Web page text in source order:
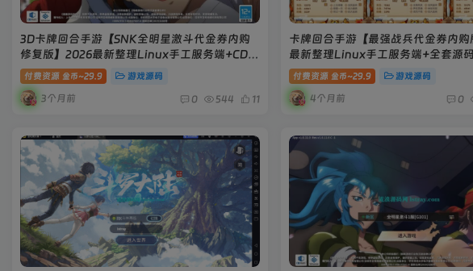
3D卡牌回合手游【SNK全明星激斗代金券内购
修复版】2026最新整理Linux手工服务端+CDK
授权后台+双端+搭建教程
付费资源 金币~29.9 游戏源码
3个月前 0 544 11
卡牌回合手游【最强战兵代金券内
最新整理Linux手工服务端+全套源
+管理后台+GM授权后台+双端+搭建
付费资源 金币~29.9 游戏源码
4个月前 0